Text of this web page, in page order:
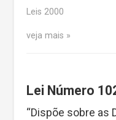
Leis 2000
veja mais
Lei Número
“Dispõe sobre as